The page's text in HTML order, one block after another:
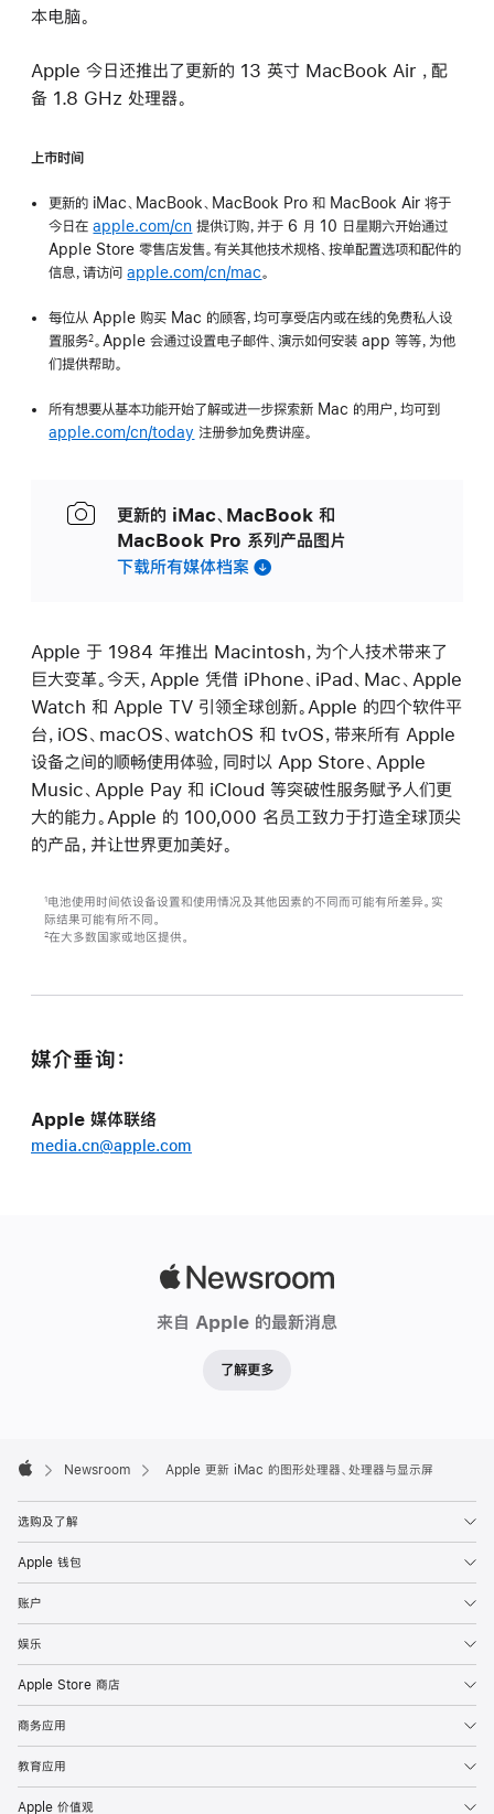
本电脑。
Apple 今日还推出了更新的 13 英寸 MacBook Air ，配
备 1.8 GHz 处理器。
上市时间
更新的 iMac、MacBook、MacBook Pro 和 MacBook Air 将于
今日在apple.com/cn 提供订购，并于 6 月 10 日星期六开始通过
Apple Store 零售店发售。有关其他技术规格、按单配置选项和配件的
信息，请访问apple.com/cn/mac。
每位从 Apple 购买 Mac 的顾客，均可享受店内或在线的免费私人设
置服务2。Apple 会通过设置电子邮件、演示如何安装 app 等等，为他
们提供帮助。
所有想要从基本功能开始了解或进一步探索新 Mac 的用户，均可到
apple.com/cn/today 注册参加免费讲座。
更新的 iMac、MacBook 和
MacBook Pro 系列产品图片
下载所有媒体档案
Apple 于 1984 年推出 Macintosh，为个人技术带来了
巨大变革。今天，Apple 凭借 iPhone、iPad、Mac、Apple
Watch 和 Apple TV 引领全球创新。Apple 的四个软件平
台，iOS、macOS、watchOS 和 tvOS，带来所有 Apple
设备之间的顺畅使用体验，同时以 App Store、Apple
Music、Apple Pay 和 iCloud 等突破性服务赋予人们更
大的能力。Apple 的 100,000 名员工致力于打造全球顶尖
的产品，并让世界更加美好。
1 电池使用时间依设备设置和使用情况及其他因素的不同而可能有所差异。实
际结果可能有所不同。
2在大多数国家或地区提供。
媒介垂询：
Apple 媒体联络
media.cn@apple.com
来自 Apple 的最新消息
了解更多
Footer

Newsroom Apple 更新 iMac 的图形处理器、处理器与显示屏
选购及了解
Apple 钱包
账户
娱乐
Apple Store 商店
商务应用
教育应用
Apple 价值观